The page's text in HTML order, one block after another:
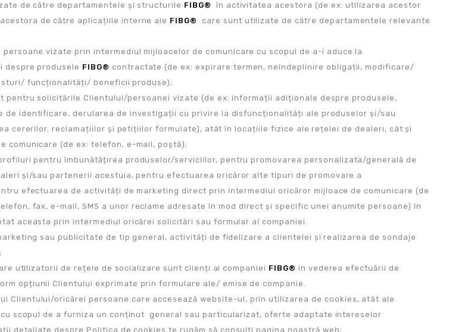
de către departamentele și structurile FIBG®
în activitatea acestora (de ex: utilizarea acestor
de către aplicațiile interne ale FIBG®
care sunt utilizate de către departamentele relevante
vizate prin intermediul mijloacelor de comunicare cu scopul de a-i aduce la
produsele FIBG® contractate (de ex: expirare termen, neîndeplinire obligații, modificare/
funcționalități/ beneficii produse);
pentru solicitările Clientului/persoanei vizate (de ex: informații adiționale despre produsele,
de identificare, derularea de investigații cu privire la disfuncționalități ale produselor și/sau
cererilor, reclamațiilor și petițiilor formulate), atât în locațiile fizice ale rețelei de dealeri, cât și
comunicare (de ex: telefon, e-mail, poștă);
pentru îmbunătățirea produselor/serviciilor, pentru promovarea personalizata/generală de
și/sau partenerii acestuia, pentru efectuarea oricăror alte tipuri de promovare a
efectuarea de activități de marketing direct prin intermediul oricăror mijloace de comunicare (de
fax, e-mail, SMS a unor reclame adresate în mod direct și specific unei anumite persoane) în
aceasta prin intermediul oricărei solicitări sau formular al companiei.
sau publicitate de tip general, activități de fidelizare a clientelei și realizarea de sondaje
utilizatorii de rețele de socializare sunt clienți ai companiei FIBG® în vederea efectuării de
opțiunii Clientului exprimate prin formulare ale/ emise de companie.
Clientului/oricărei persoane care accesează website-ul, prin utilizarea de cookies, atât ale
scopul de a furniza un conținut general sau particularizat, oferte adaptate intereselor
detaliate despre Politica de cookies te rugăm să consulți pagina noastră web;